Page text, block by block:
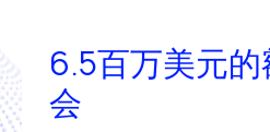
6.5百万美元
会